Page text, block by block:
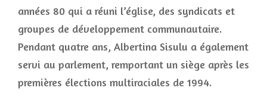
années 80 qui a réuni l’église, des syndicats et
groupes de développement communautaire.
Pendant quatre ans, Albertina Sisulu a également
servi au parlement, remportant un siège après les
premières élections multiraciales de 1994.